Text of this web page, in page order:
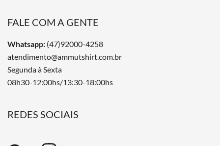
FALE COM A GENTE
Whatsapp: (47)92000-4258
atendimento@ammutshirt.com.br
Segunda à Sexta
08h30-12:00hs/13:30-18:00hs
REDES SOCIAIS